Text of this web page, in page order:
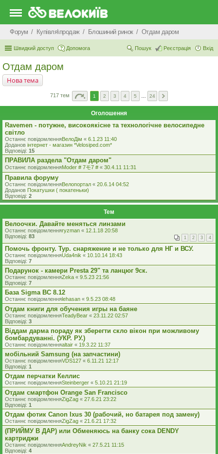
Форум Купівля\продаж Блошиний ринок Отдам даром
Швидкий доступ Допомога Вхід
Реєстрація
Пошук
Отдам даром
Нова тема
717 тем 1 2 3 4 5 24
Оголошення
Ravemen - потужне, високоякісне та технологічне велосипедне
світло
Останнє повідомленняВелоДім « 6.1.23 11:40
Доданов iнтернет - магазин *Velosiped.com*
Відповіді: 15
ПРАВИЛА раздела "Отдам даром"
Останнє повідомленняModer # 7モ7 # « 30.4.11 11:31
Правила форуму
Останнє повідомленняВелопортал « 20.6.14 04:52
Доданов Покатушки ( покатеньки)
Відповіді: 2
Тем
Велоочки. Давайте меняться линзами
Останнє повідомленняryzman « 12.1.18 20:58
Відповіді: 83 1 2 3 4
Помочь фронту. Тур. снаряжение и не только для НГ и ВСУ.
Останнє повідомленняUda4nik « 10.10.14 18:43
Відповіді: 7
Подарунок - камери Presta 29" та ланцюг 9ск.
Останнє повідомленняZeka « 9.5.23 21:56
Відповіді: 7
База Sigma BC 8.12
Останнє повідомленняlehasan « 9.5.23 08:48
Отдам книги для обучения игры на баяне
Останнє повідомленняTeadyBear « 23.11.22 02:57
Відповіді: 3
Віддам дарма пораду як зберегти скло вікон при можливому
бомбардуванні. (УКР. РУ.)
Останнє повідомленняaltair « 19.3.22 11:37
мобільний Samsung (на запчастини)
Останнє повідомленняVDS127 « 6.11.21 12:17
Відповіді: 1
Отдам перчатки Келлис
Останнє повідомленняSteinberger « 5.10.21 21:19
Отдам смартфон Orange San Francisco
Останнє повідомленняZigZag « 27.6.21 23:22
Відповіді: 1
Отдам фотик Canon Ixus 30 (рабочий, но батарея под замену)
Останнє повідомленняZigZag « 21.6.21 17:32
(ПРИЙМУ В ДАР) или Обменяюсь на банку сока DENDY
картриджи
Останнє повідомленняAndreyNik « 27.5.21 11:15
Відповіді: 4